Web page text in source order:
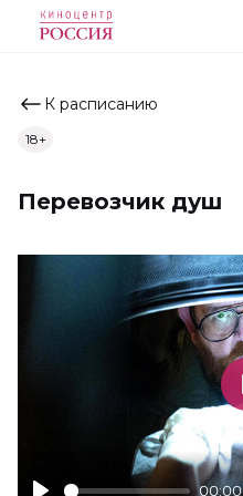
К расписанию
Перевозчик душ
18+
00:00